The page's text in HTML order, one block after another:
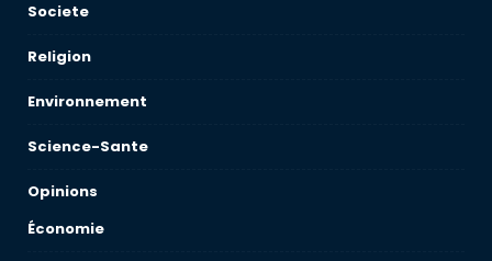
Societe
Religion
Environnement
Science-Sante
Opinions
Économie